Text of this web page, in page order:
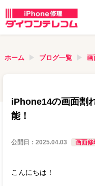
ホーム ブログ一覧 画
iPhone14の画面割
能！
公開日：2025.04.03 画面修
こんにちは！